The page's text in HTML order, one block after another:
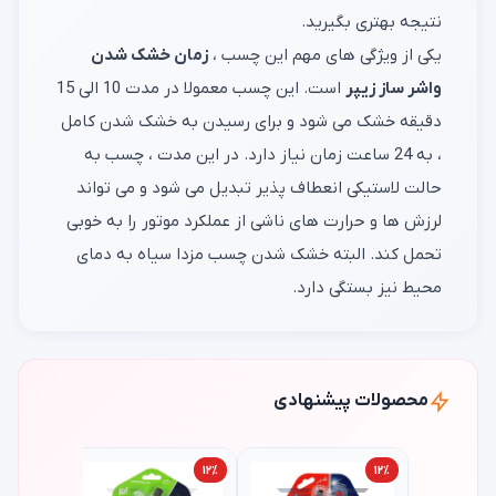
نتیجه بهتری بگیرید.
یکی از ویژگی های مهم این چسب ، زمان خشک شدن
واشر ساز زیپر
است. این چسب معمولا در مدت 10 الی 15
دقیقه خشک می شود و برای رسیدن به خشک شدن کامل
، به 24 ساعت زمان نیاز دارد. در این مدت ، چسب به
حالت لاستیکی انعطاف پذیر تبدیل می شود و می تواند
لرزش ها و حرارت های ناشی از عملکرد موتور را به خوبی
تحمل کند. البته خشک شدن چسب مزدا سیاه به دمای
محیط نیز بستگی دارد.
محصولات پیشنهادی
۱۲٪ ۱۲٪